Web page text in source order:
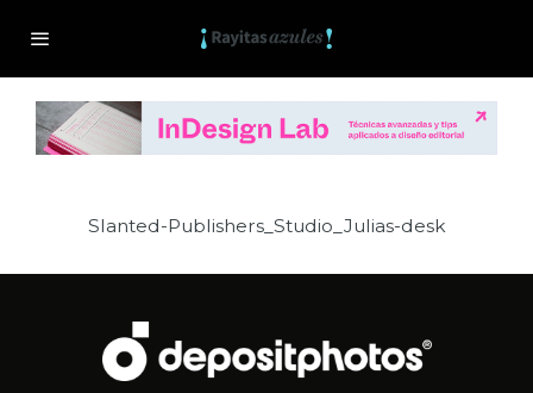
Slanted-Publishers_Studio_Julias-desk